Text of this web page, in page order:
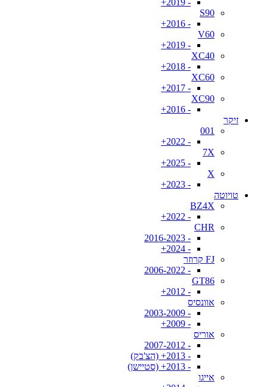
- 2019+
S90
- 2016+
V60
- 2019+
XC40
- 2018+
XC60
- 2017+
XC90
- 2016+
זיקר
001
- 2022+
7X
- 2025+
X
- 2023+
טויוטה
BZ4X
- 2022+
CHR
- 2016-2023
- 2024+
FJ קרוזר
- 2006-2022
GT86
- 2012+
אוונסיס
- 2003-2009
- 2009+
אוריס
- 2007-2012
- 2013+ (הצ'בק)
- 2013+ (סטיישן)
אייגו